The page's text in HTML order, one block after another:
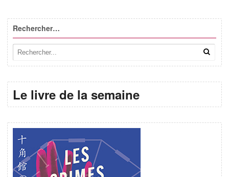
Rechercher…
Le livre de la semaine